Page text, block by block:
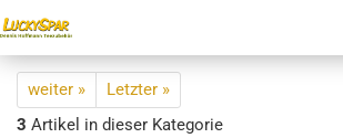
weiter »
Letzter »
3 Artikel in dieser Kategorie